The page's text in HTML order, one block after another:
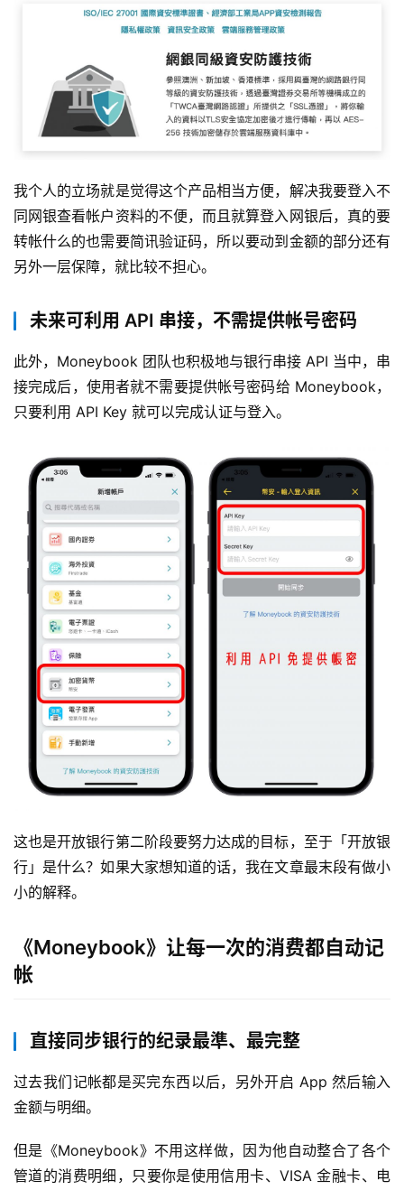
我个人的立场就是觉得这个产品相当方便，解决我要登入不
同网银查看帐户资料的不便，而且就算登入网银后，真的要
转帐什么的也需要简讯验证码，所以要动到金额的部分还有
另外一层保障，就比较不担心。
未来可利用 API 串接，不需提供帐号密码
此外，Moneybook 团队也积极地与银行串接 API 当中，串
接完成后，使用者就不需要提供帐号密码给 Moneybook，
只要利用 API Key 就可以完成认证与登入。
这也是开放银行第二阶段要努力达成的目标，至于「开放银
行」是什么？如果大家想知道的话，我在文章最末段有做小
小的解释。
《Moneybook》让每一次的消费都自动记
帐
直接同步银行的纪录最準、最完整
过去我们记帐都是买完东西以后，另外开启 App 然后输入
金额与明细。
但是《Moneybook》不用这样做，因为他自动整合了各个
管道的消费明细，只要你是使用信用卡、VISA 金融卡、电